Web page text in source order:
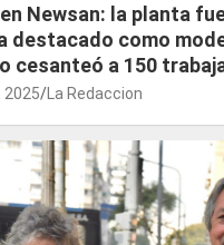
Newsan: la planta
destacado como
cesanteó a 150
2025 La Redaccion